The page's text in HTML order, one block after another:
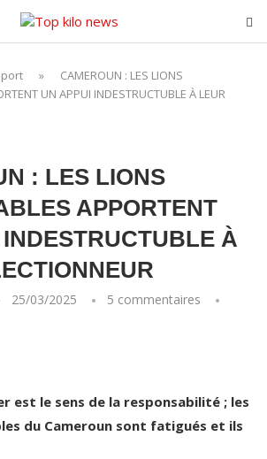
»
CAMEROUN : LES LIONS
UN APPUI INDESTRUCTUBLE À LEUR
: LES LIONS
APPORTENT
À
25/03/2025
5 commentaires
est le sens de la responsabilité ; les
du Cameroun sont fatigués et ils